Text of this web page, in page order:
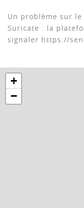
Un problème sur le
Suricate : la
signaler https://
+
−